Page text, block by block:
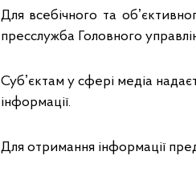
Для всебічного та
пресслужба Головного
Субʼєктам у сфері медіа
інформації.
Для отримання інформації